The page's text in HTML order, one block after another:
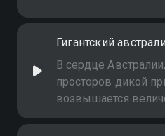
В сердце
просторов дикой
возвышается
гигант -